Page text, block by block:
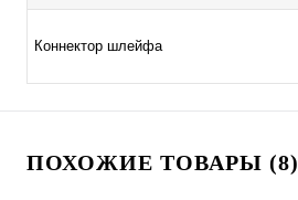
Коннектор шлейфа
ПОХОЖИЕ ТОВАРЫ (8)